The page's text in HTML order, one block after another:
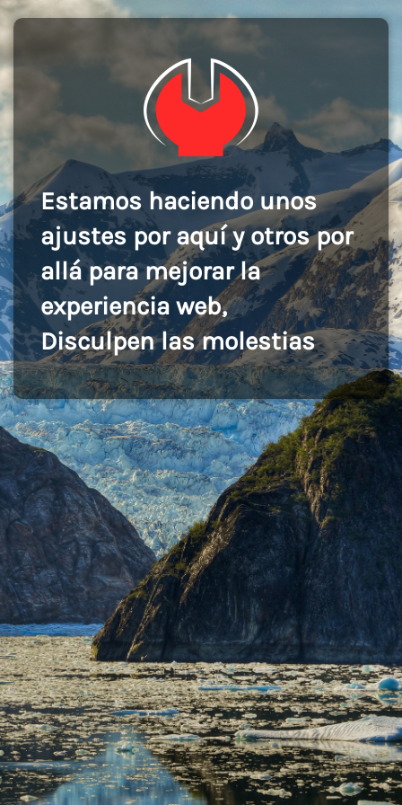
Estamos haciendo unos
ajustes por aquí y otros por
allá para mejorar la
experiencia web,
Disculpen las molestias